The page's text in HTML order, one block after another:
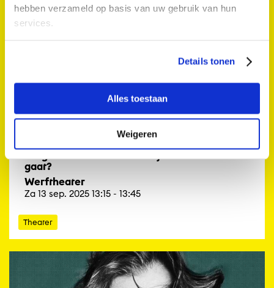
hebben verzameld op basis van uw gebruik van hun
services.
Details tonen
Alles toestaan
Weigeren
gaat?
Werftheater
Za 13 sep. 2025 13:15 - 13:45
Theater